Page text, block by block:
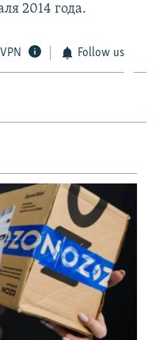
2014 года.
Follow us